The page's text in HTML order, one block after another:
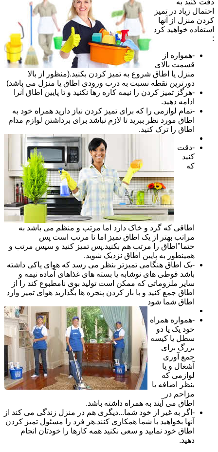
احتمال زیاد در تمیز
کردن منزل از آنها
استفاده خواهید کرد
:
-همواره از
قسمت بالای
منزل یا اطاق شروع به تمیز کردن بکنید.(منظور از بالا
دورترین نقطه نسبت به درب ورودی اطاق یا منزل می باشد)
-هرگز تمیز کردن را نیمه کاره رها نکنید و تا پایین اطاق آنرا
ادامه دهید.
-تمام لوازمی را که برای تمیز کردن نیاز دارید همراه خود به
اطاق مورد نظر ببرید تا لازم نباشد برای برداشتن لوازم مدام
اطاق را ترک کنید.
-دقت
کنید
که
اطاقی که گرد و خاک دارد اما مرتب و منظم می باشد به
مراتب بهتر از یک اطاق تمیز اما نا مرتب است پس
حتما"اطاق را مرتب هم بکنید.پس تمیز کنید و سپس مرتب و
همینطور به پایین اطاق نزدیک شوید.
-یک اطاق هنگامی تمیزتر بنظر می رسد که هوای پاکی داشته
باشد قوطی های نوشابه یا بسته های غذاهای آماده نیمه و
سایر ملزوماتی که ممکن است تولید بوی نامطبوع کند را از
اطاق جمع کنید و با باز کردن پنجره ها بگذارید هوای تمیز وارد
اطاق شما شود
-همواره همراه
خود یک یا دو
سطل یا کیسه
بزرگ برای
جمع آوری
آشغال و یا
لوازمی که
بنظر اضافه یا
مزاحم در
اطاق می آیند به همراه داشته باشد.
-اگر به غیر از خود شما...دیگری هم در منزل زندگی می کند از
آنها بخواهید با شما همکاری کنند.هر فرد را مسئول تمیز کردن
اطاق خود نمایید و سعی نکنید همه کارها را خودتان انجام
دهید.